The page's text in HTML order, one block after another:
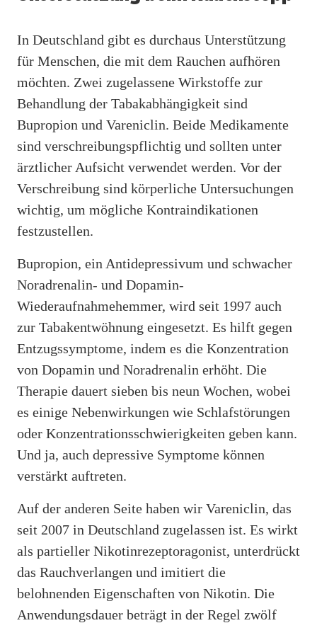
In Deutschland gibt es durchaus Unterstützung
für Menschen, die mit dem Rauchen aufhören
möchten. Zwei zugelassene Wirkstoffe zur
Behandlung der Tabakabhängigkeit sind
Bupropion und Vareniclin. Beide Medikamente
sind verschreibungspflichtig und sollten unter
ärztlicher Aufsicht verwendet werden. Vor der
Verschreibung sind körperliche Untersuchungen
wichtig, um mögliche Kontraindikationen
festzustellen.
Bupropion, ein Antidepressivum und schwacher
Noradrenalin- und Dopamin-
Wiederaufnahmehemmer, wird seit 1997 auch
zur Tabakentwöhnung eingesetzt. Es hilft gegen
Entzugssymptome, indem es die Konzentration
von Dopamin und Noradrenalin erhöht. Die
Therapie dauert sieben bis neun Wochen, wobei
es einige Nebenwirkungen wie Schlafstörungen
oder Konzentrationsschwierigkeiten geben kann.
Und ja, auch depressive Symptome können
verstärkt auftreten.
Auf der anderen Seite haben wir Vareniclin, das
seit 2007 in Deutschland zugelassen ist. Es wirkt
als partieller Nikotinrezeptoragonist, unterdrückt
das Rauchverlangen und imitiert die
belohnenden Eigenschaften von Nikotin. Die
Anwendungsdauer beträgt in der Regel zwölf